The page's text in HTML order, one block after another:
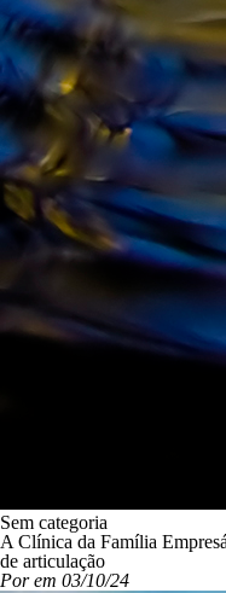
Sem categoria
A Clínica da Família
de articulação
Por em 03/10/24